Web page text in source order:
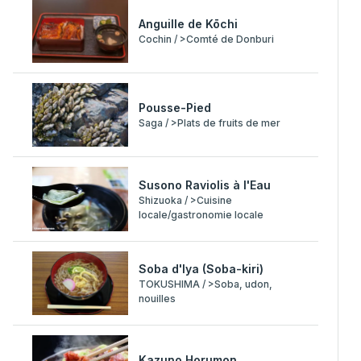
Anguille de Kōchi
Cochin / >Comté de Donburi
Pousse-Pied
Saga / >Plats de fruits de mer
Susono Raviolis à l'Eau
Shizuoka / >Cuisine
locale/gastronomie locale
Soba d'Iya (Soba-kiri)
TOKUSHIMA / >Soba, udon,
nouilles